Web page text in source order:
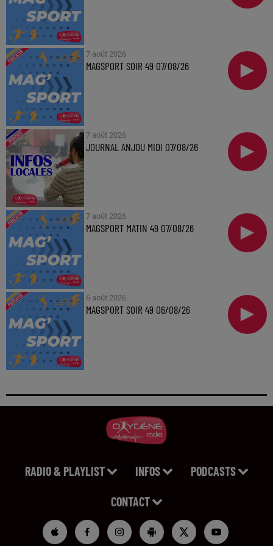
7 août 2026
MAGSPORT SOIR 49 07/08/26
7 août 2026
JOURNAL ANJOU MIDI 07/08/26
7 août 2026
MAGSPORT MATIN 49 07/08/26
6 août 2026
MAGSPORT SOIR 49 06/08/26
RADIO & PLAYLIST INFOS PODCASTS
CONTACT